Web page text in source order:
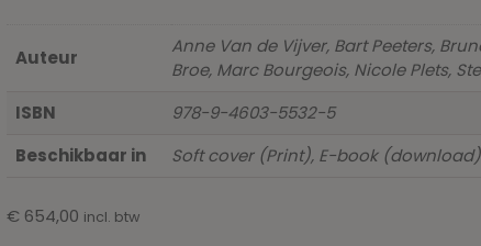
Auteur
Anne Van de Vijver, Bart Peeters,
Broe, Marc Bourgeois, Nicole Plets,
ISBN
978-9-4603-5532-5
Beschikbaar in
Soft cover (Print), E-book (download)
€ 654,00 incl. btw